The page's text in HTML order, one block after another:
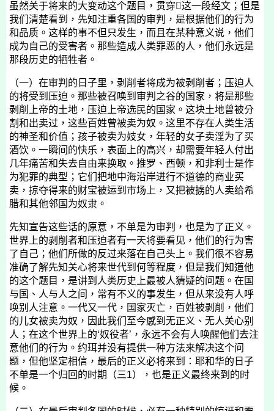
虽然关于将来的大变动这个题目，贯穿这一段经文；但是
我们清楚看到，先知注重各国的审判，是根据他们的行为
和品质。这样的事不但只发生，而且在某种意义说，他们
成为自己的受害者。那些造成人类罪恶的人，他们永远是
那段历史的牺牲者。
（一）在审判的日子里，剥削者将成为被剥削者；压迫人
的将受到压迫。那些被召唤到审判之谷的国家，将是那些
剥削上帝的土地，压迫上帝选民的国家。这块土地曾被分
割和出卖过，这些百姓曾被卖为奴。这里不存在人类生活
的神圣和价值；孩子被卖为妓女，年轻的女子卖淫为了买
酒饮。一瞬间的快乐，表面上的高兴，却需要年轻人付出
几年痛苦和失去自由来换取。推罗、西顿，和非利士是作
为犯罪的典型；它们把地中海沿岸进行不道德的商业买
卖，掠夺得来的财宝被运到市场上，又把被掳的人卖给希
腊和其他邻国为奴隶。
先知宣告这些话的原意，不单是为审判，也是为了正义。
世界上的剥削者和压迫者有一天将要看见，他们的行为害
了自己；他们所做的反过来落在自己头上。我们很不容易
准确了解先知关心将来世代到何等程度，但是我们知道他
的这个题目，是讲到人类历史上最被人猜疑的问题。在国
与国、人与人之间，常有不义的事发生，但从来没有人呼
唤别人注意。一代又一代，国家灭亡，百姓被剥削，他们
的儿女被卖为奴，因此我们至今感到无正义、无人关心别
人；在这个世界上的‘奴役者’，永远不会有人唤醒他们去注
意他们的行为。约珥并没有提供一种方法来解决这个问
题，但他坚定相信，最后的正义必将来到：耶和华的日子
不单是一个归回的时期（三1），也是正义最终来到的时
候。